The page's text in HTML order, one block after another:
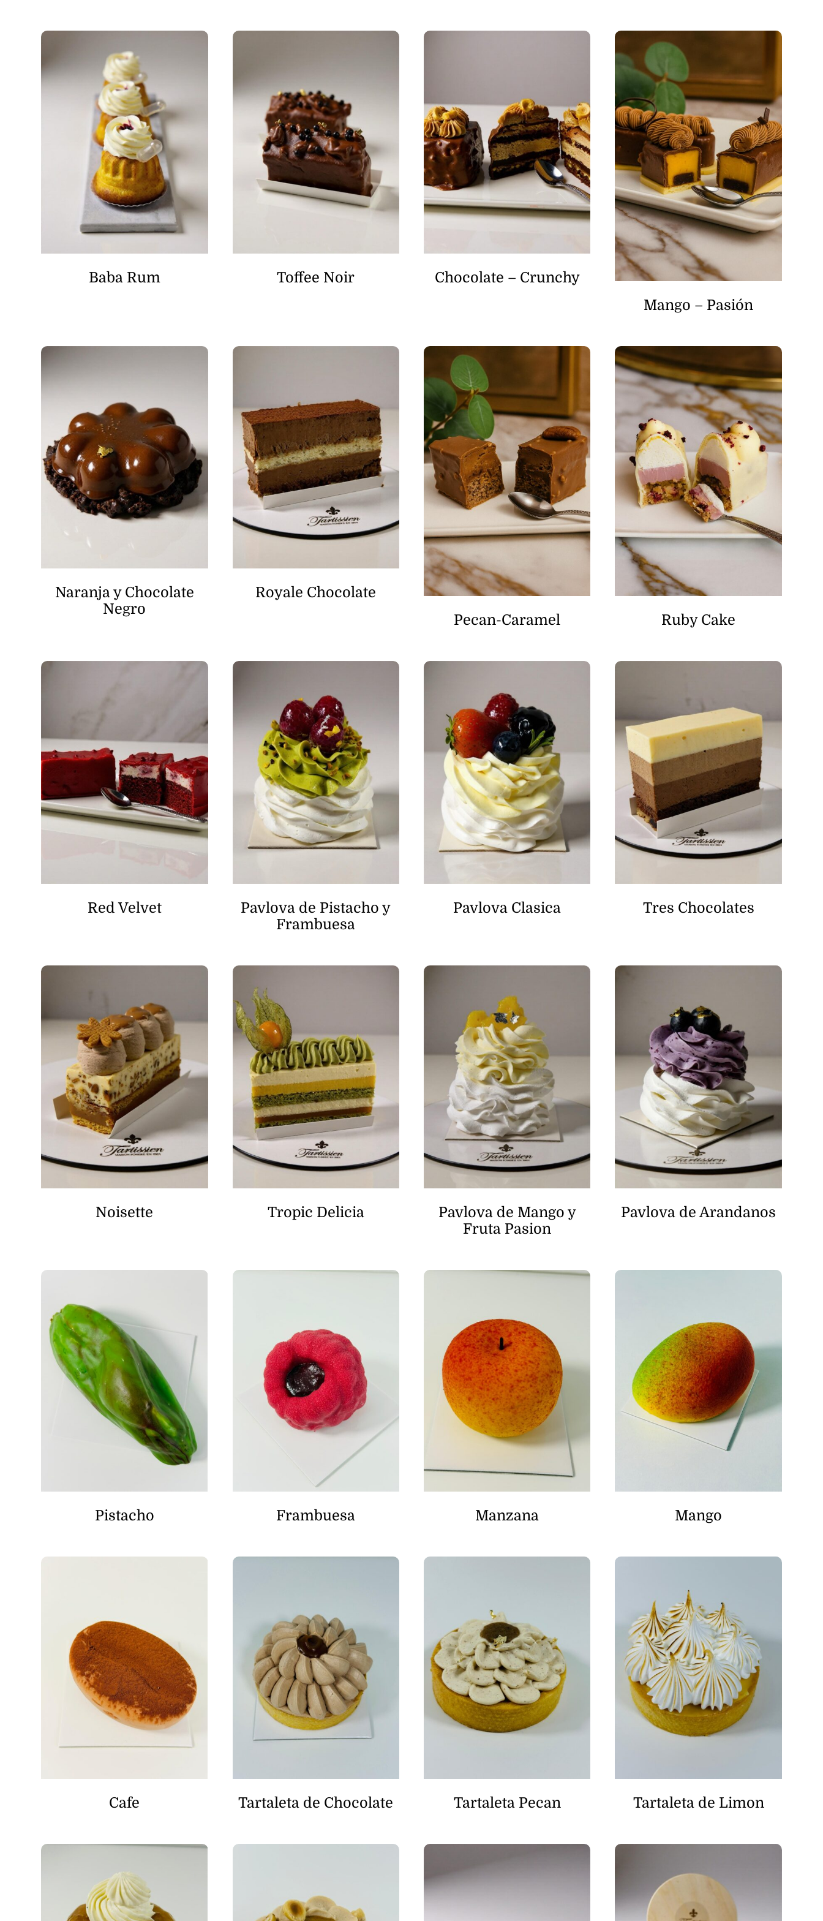
Baba Rum Toffee Noir
Chocolate – Crunchy
Mango – Pasión
Naranja y Chocolate
Negro
Royale Chocolate
Pecan-Caramel
Ruby Cake
Red Velvet
Pavlova de Pistacho y
Frambuesa
Pavlova Clasica Tres Chocolates
Noisette Tropic Delicia
Pavlova de Mango y
Fruta Pasion
Pavlova de Arandanos
Pistacho Frambuesa Manzana Mango
Cafe Tartaleta de Chocolate Tartaleta Pecan Tartaleta de Limon